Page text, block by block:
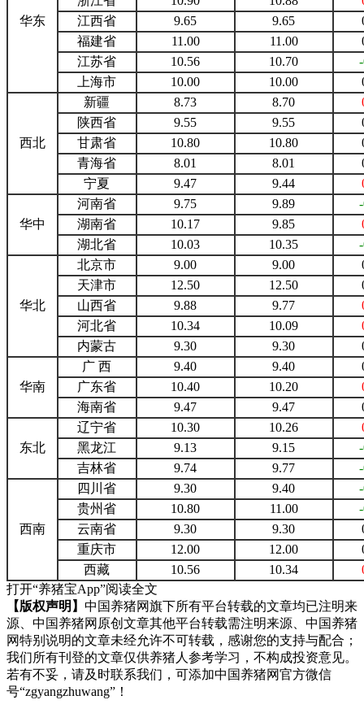
华东
江西省
9.65 9.65
福建省
11.00 11.00
江苏省
10.56 10.70
上海市
10.00 10.00
西北
新疆 8.73 8.70
陕西省
9.55 9.55
甘肃省
10.80 10.80
青海省
8.01 8.01
宁夏
9.47 9.44
华中
河南省 9.75 9.89
湖南省
10.17 9.85
湖北省
10.03 10.35
华北
北京市 9.00 9.00
天津市
12.50 12.50
山西省
9.88 9.77
河北省
10.34 10.09
内蒙古
9.30 9.30
华南
广 西 9.40 9.40
广东省
10.40 10.20
海南省
9.47 9.47
东北
辽宁省 10.30 10.26
黑龙江
9.13 9.15
吉林省
9.74 9.77
西南
四川省 9.30 9.40
贵州省
10.80 11.00
云南省
9.30 9.30
重庆市
12.00 12.00
西藏
10.56 10.34
打开“养猪宝App”阅读全文
【版权声明】 中国养猪网旗下所有平台转载的文章均已注明来
源、中国养猪网原创文章其他平台转载需注明来源、中国养猪
网特别说明的文章未经允许不可转载，感谢您的支持与配合；
我们所有刊登的文章仅供养猪人参考学习，不构成投资意见。
若有不妥，请及时联系我们，可添加中国养猪网官方微信
号“zgyangzhuwang”！